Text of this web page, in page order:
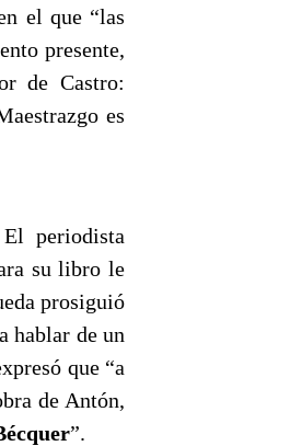
el que “las
presente,
de Castro:
es
periodista
su libro le
prosiguió
hablar de un
que “a
de Antón,
”.